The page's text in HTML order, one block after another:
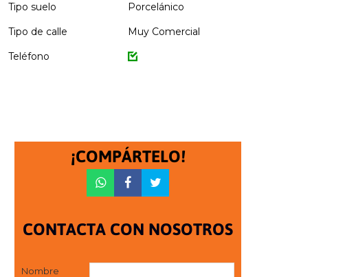
Tipo suelo
Porcelánico
Tipo de calle
Muy Comercial
Teléfono
¡COMPÁRTELO!
CONTACTA CON NOSOTROS
Nombre